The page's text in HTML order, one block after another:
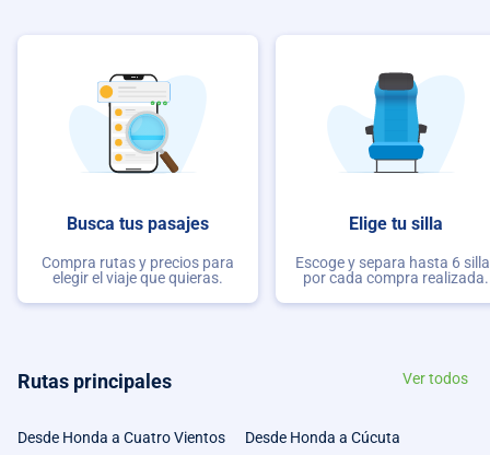
Busca tus pasajes
Compra rutas y precios para
elegir el viaje que quieras.
Elige tu silla
Escoge y separa hasta 6
por cada compra realizada.
Rutas principales Ver todos
Desde Honda a Cuatro Vientos Desde Honda a Cúcuta